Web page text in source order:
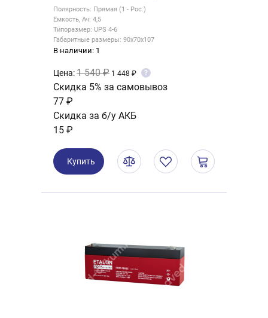
Полярность: Прямая (1 - Рос.)
Емкость, Ач: 4,5
Типоразмер: UPS 4-6
Габаритные размеры: 90x70x107
В наличии: 1
Цена:1 540 ₽ 1 448 ₽ ?
Скидка 5% за самовывоз
77 ₽
Скидка за б/у АКБ
15 ₽
Купить